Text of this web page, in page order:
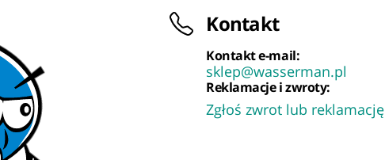
Kontakt
Kontakt e-mail:
sklep@wasserman.pl
Reklamacje i zwroty:
Zgłoś zwrot lub reklamację